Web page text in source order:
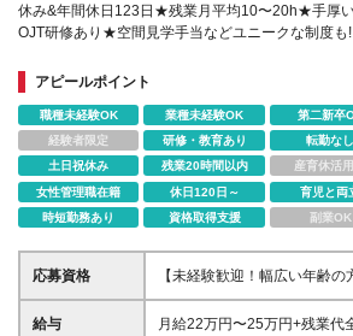
休み&年間休日123日★残業月平均10〜20h★手厚
OJT研修あり★空間見学手当などユニークな制度
アピールポイント
職種未経験OK 業種未経験OK 第二新卒
経験者限定
研修・教育あり 転勤なし
土日祝休み
残業20時間以内 産育休活
女性管理職在籍
休日120日～ 育児と両
時短勤務あり
資格取得支援 副業OK
応募資格
【未経験歓迎！幅広い年齢
動車第一種運転免許をお持
卒歓迎！ ＼こんな方にピッタリです！／ ★機械やコ
給与
月給22万円〜25万円+残業